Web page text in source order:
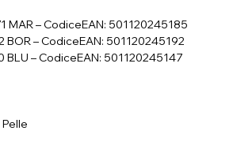
– CodiceEAN: 501120245185
– CodiceEAN: 501120245192
– CodiceEAN: 501120245147